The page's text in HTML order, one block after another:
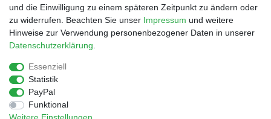
Kontakt
Facebook
Service
Impressum
und die Einwilligung zu einem späteren Zeitpunkt zu ändern oder
zu widerrufen. Beachten Sie unser Impressum und weitere
Hinweise zur Verwendung personenbezogener Daten in unserer
Daten­schutz­erklärung
Essenziell
Statistik
PayPal
Funktional